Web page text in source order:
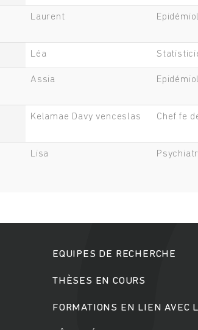
Laurent
Léa
Assia
Kelamae Davy venceslas Chef.fe
Lisa
EQUIPES DE RECHERCHE
THÈSES EN COURS
FORMATIONS EN LIEN AVEC